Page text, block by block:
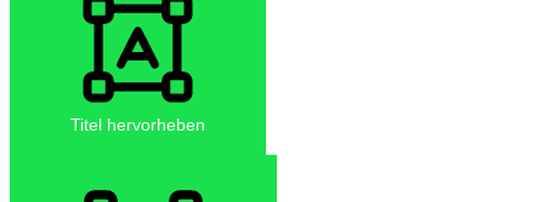
Titel hervorheben